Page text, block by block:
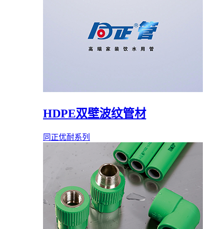
HDPE双壁波纹管材
同正优耐系列